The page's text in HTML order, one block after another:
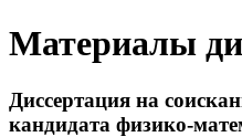
Материалы
Диссертация на
кандидата физико-